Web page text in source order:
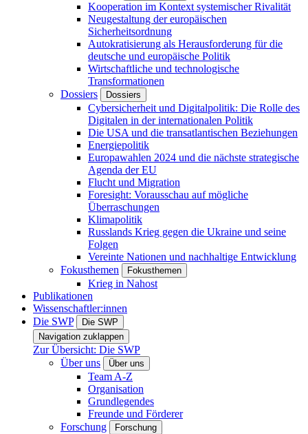
Kooperation im Kontext systemischer Rivalität
Neugestaltung der europäischen
Sicherheitsordnung
Autokratisierung als Herausforderung für die
deutsche und europäische Politik
Wirtschaftliche und technologische
Transformationen
Dossiers
Dossiers
Cybersicherheit und Digitalpolitik: Die Rolle des
Digitalen in der internationalen Politik
Die USA und die transatlantischen Beziehungen
Energiepolitik
Europawahlen 2024 und die nächste strategische
Agenda der EU
Flucht und Migration
Foresight: Vorausschau auf mögliche
Überraschungen
Klimapolitik
Russlands Krieg gegen die Ukraine und seine
Folgen
Vereinte Nationen und nachhaltige Entwicklung
Fokusthemen
Fokusthemen
Krieg in Nahost
Publikationen
Wissenschaftler:innen
Die SWP
Die SWP
Navigation zuklappen
Zur Übersicht: Die SWP
Über uns
Über uns
Team A-Z
Organisation
Grundlegendes
Freunde und Förderer
Forschung
Forschung